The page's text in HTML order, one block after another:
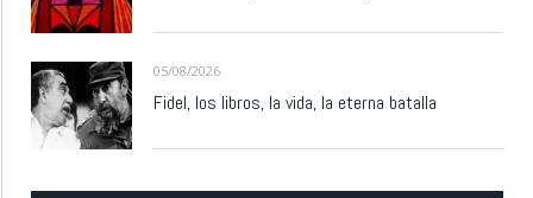
05/08/2026
Fidel, los libros, la vida, la eterna batalla